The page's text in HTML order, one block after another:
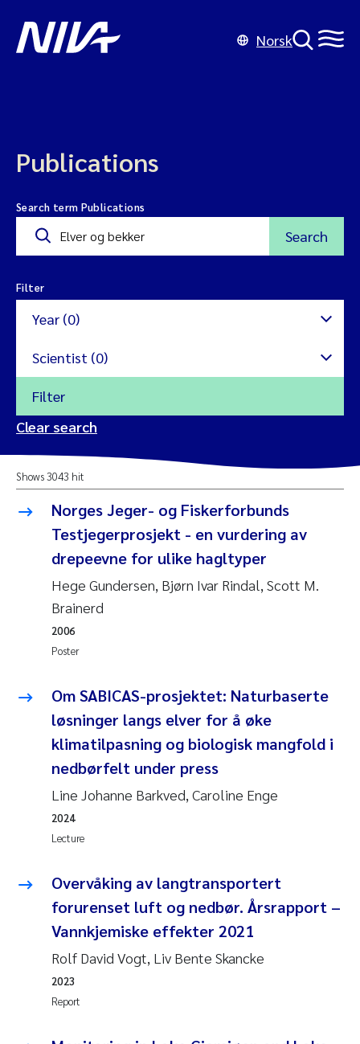
Norsk
Publications
Search term Publications
Search
Filter
Year (0)
2024
2023
2021
2020
2019
2018
2017
2016
2014
2013
2012
Scientist (0)
Amy Lusher
Åse Åtland
Trine Bekkby
Jannicke Moe
Sigrid Haande
Johnny Håll
Susanne Claudia Schneider
Philip Wallhead
Sara Calabrese
Caroline Mengeot
Paulo Mira Fernandes
Bibiana Gomez Crespo
Filter
Clear search
Shows 3043 hit
Norges Jeger- og Fiskerforbunds
Testjegerprosjekt - en vurdering av
drepeevne for ulike hagltyper
Hege Gundersen, Bjørn Ivar Rindal, Scott M.
Brainerd
Poster
2006
Om SABICAS-prosjektet: Naturbaserte
løsninger langs elver for å øke
klimatilpasning og biologisk mangfold i
nedbørfelt under press​
Line Johanne Barkved, Caroline Enge
Lecture
2024
Overvåking av langtransportert
forurenset luft og nedbør. Årsrapport –
Vannkjemiske effekter 2021
Rolf David Vogt, Liv Bente Skancke
Report
2023